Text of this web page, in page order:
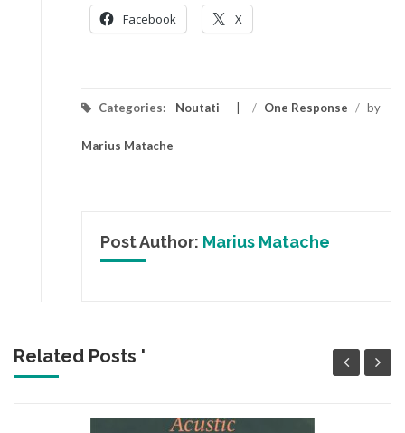
Facebook X
Categories: Noutati / One Response / by
Marius Matache
Post Author: Marius Matache
Related Posts '